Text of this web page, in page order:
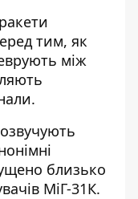
тим, як
між
близько
МіГ-31К.